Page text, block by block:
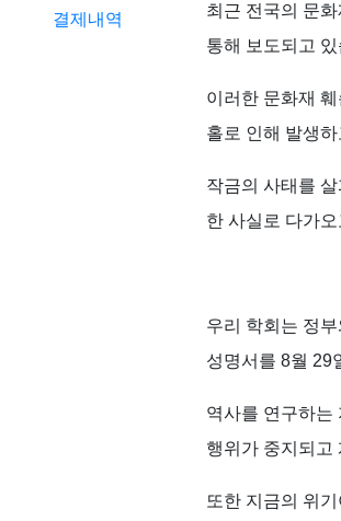
결제내역
최근 전국의 문
통해 보도되고
이러한 문화재
홀로 인해 발생
작금의 사태를
한 사실로 다가
우리 학회는 정
성명서를 8월 29
역사를 연구하는
행위가 중지되고
또한 지금의 위